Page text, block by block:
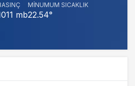
mb
MINUMUM SICAKLIK
22.54°